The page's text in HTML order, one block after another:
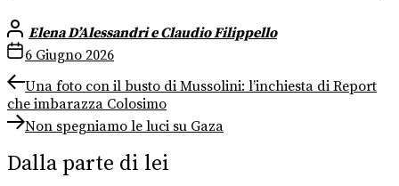
Elena D’Alessandri e Claudio Filippello
6 Giugno 2026
Navigazione
articoli
Previous
post:
Una foto con il busto di Mussolini: l’inchiesta di Report
che imbarazza Colosimo
Next
post:
Non spegniamo le luci su Gaza
Dalla parte di lei